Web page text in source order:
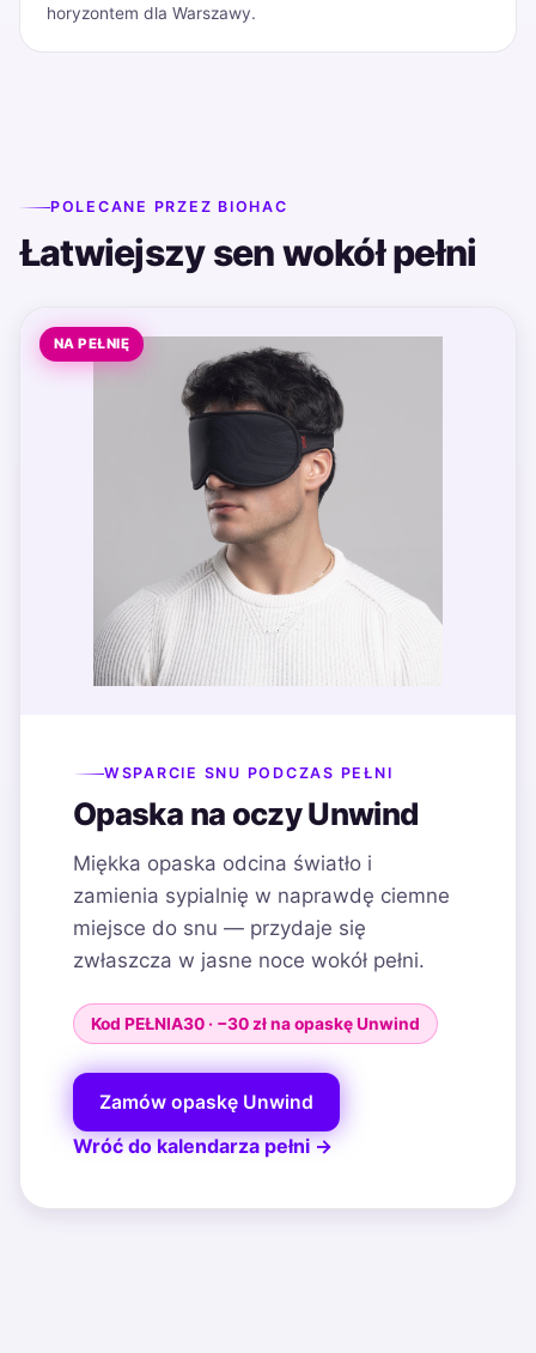
horyzontem dla Warszawy.
POLECANE PRZEZ BIOHAC
Łatwiejszy sen wokół pełni
NA PEŁNIĘ
WSPARCIE SNU PODCZAS PEŁNI
Opaska na oczy Unwind
Miękka opaska odcina światło i
zamienia sypialnię w naprawdę ciemne
miejsce do snu — przydaje się
zwłaszcza w jasne noce wokół pełni.
Kod PEŁNIA30 · −30 zł na opaskę Unwind
Zamów opaskę Unwind
Wróć do kalendarza pełni →